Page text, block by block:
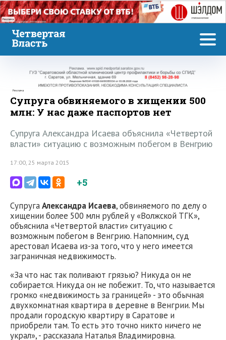
Реклама
Реклама
Супруга обвиняемого в хищении 500
млн: У нас даже паспортов нет
Супруга Александра Исаева объяснила «Четвертой
власти» ситуацию с возможным побегом в Венгрию
17:00, 25 марта 2015
+5
СупругаАлександра Исаева, обвиняемого по делу о
хищении более 500 млн рублей у «Волжской ТГК»,
объяснила «Четвертой власти» ситуацию с
возможным побегом в Венгрию. Напомним, суд
арестовал Исаева из-за того, что у него имеется
заграничная недвижимость.
«За что нас так поливают грязью? Никуда он не
собирается. Никуда он не побежит. То, что называется
громко «недвижимость за границей» - это обычная
двухкомнатная квартира в деревне в Венгрии. Мы
продали городскую квартиру в Саратове и
приобрели там. То есть это точно никто ничего не
украл», - рассказала Наталья Владимировна.